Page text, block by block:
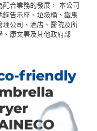
合業務的發展， 本公司
告示座、垃圾桶、鐵馬
理公司、酒店、醫院及所
康文署及其他政府部